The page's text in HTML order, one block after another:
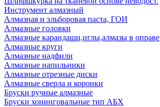
Инструмент алмазный
Алмазная и эльборовая паста, ГОИ
Алмазные головки
Алмазные карандаши,иглы,алмазы в оправе
Алмазные круги
Алмазные надфили
Алмазные напильники
Алмазные отрезные диски
Алмазные сверла и коронки
Бруски ручные алмазные
Бруски хонинговальные тип АБХ